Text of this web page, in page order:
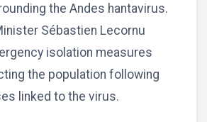
the Andes hantavirus.
Sébastien Lecornu
isolation measures
the population following
linked to the virus.